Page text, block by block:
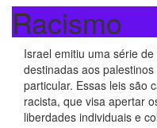
Racismo
Israel emitiu uma série
destinadas aos
particular. Essas leis são
racista, que visa apertar
liberdades individuais e